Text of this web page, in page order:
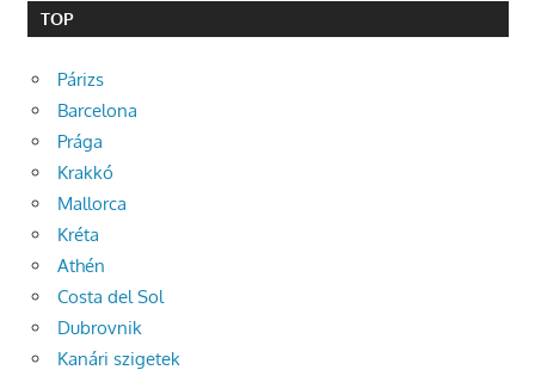
TOP
Párizs
Barcelona
Prága
Krakkó
Mallorca
Kréta
Athén
Costa del Sol
Dubrovnik
Kanári szigetek